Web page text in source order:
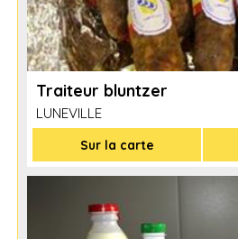
Traiteur bluntzer
LUNEVILLE
Sur la carte